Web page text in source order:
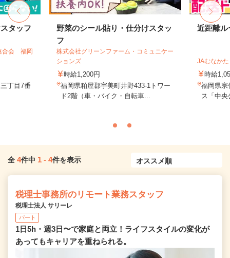
タッフ
合会 福岡
丁目7番
野菜のシール貼り・仕分けスタッ
フ
株式会社グリーンファーム・コミュニケー
ションズ
時給1,200円
福岡県粕屋郡宇美町井野433-1トワー
ド2階（車・バイク・自転車...
近距離ル
JAむなか
時給
福岡県宗
ス「中
全 4件中 1 - 4件を表示
税理士事務所のリモート業務スタッフ
税理士法人 サリーレ
パート
1日5h・週3日〜で家庭と両立！ライフスタイルの変化が
あってもキャリアを重ねられる。